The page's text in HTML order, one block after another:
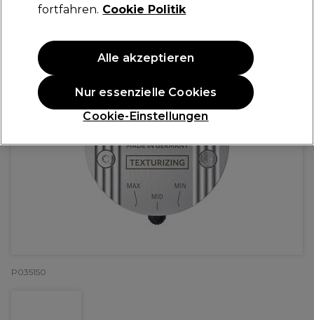
P035150
fortfahren. Cookie Politik
Cookie-Einstellungen
Nur essenzielle Cookies
Alle akzeptieren